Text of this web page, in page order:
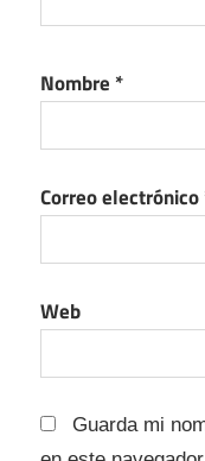
Nombre *
Correo electrónico
Web
Guarda mi